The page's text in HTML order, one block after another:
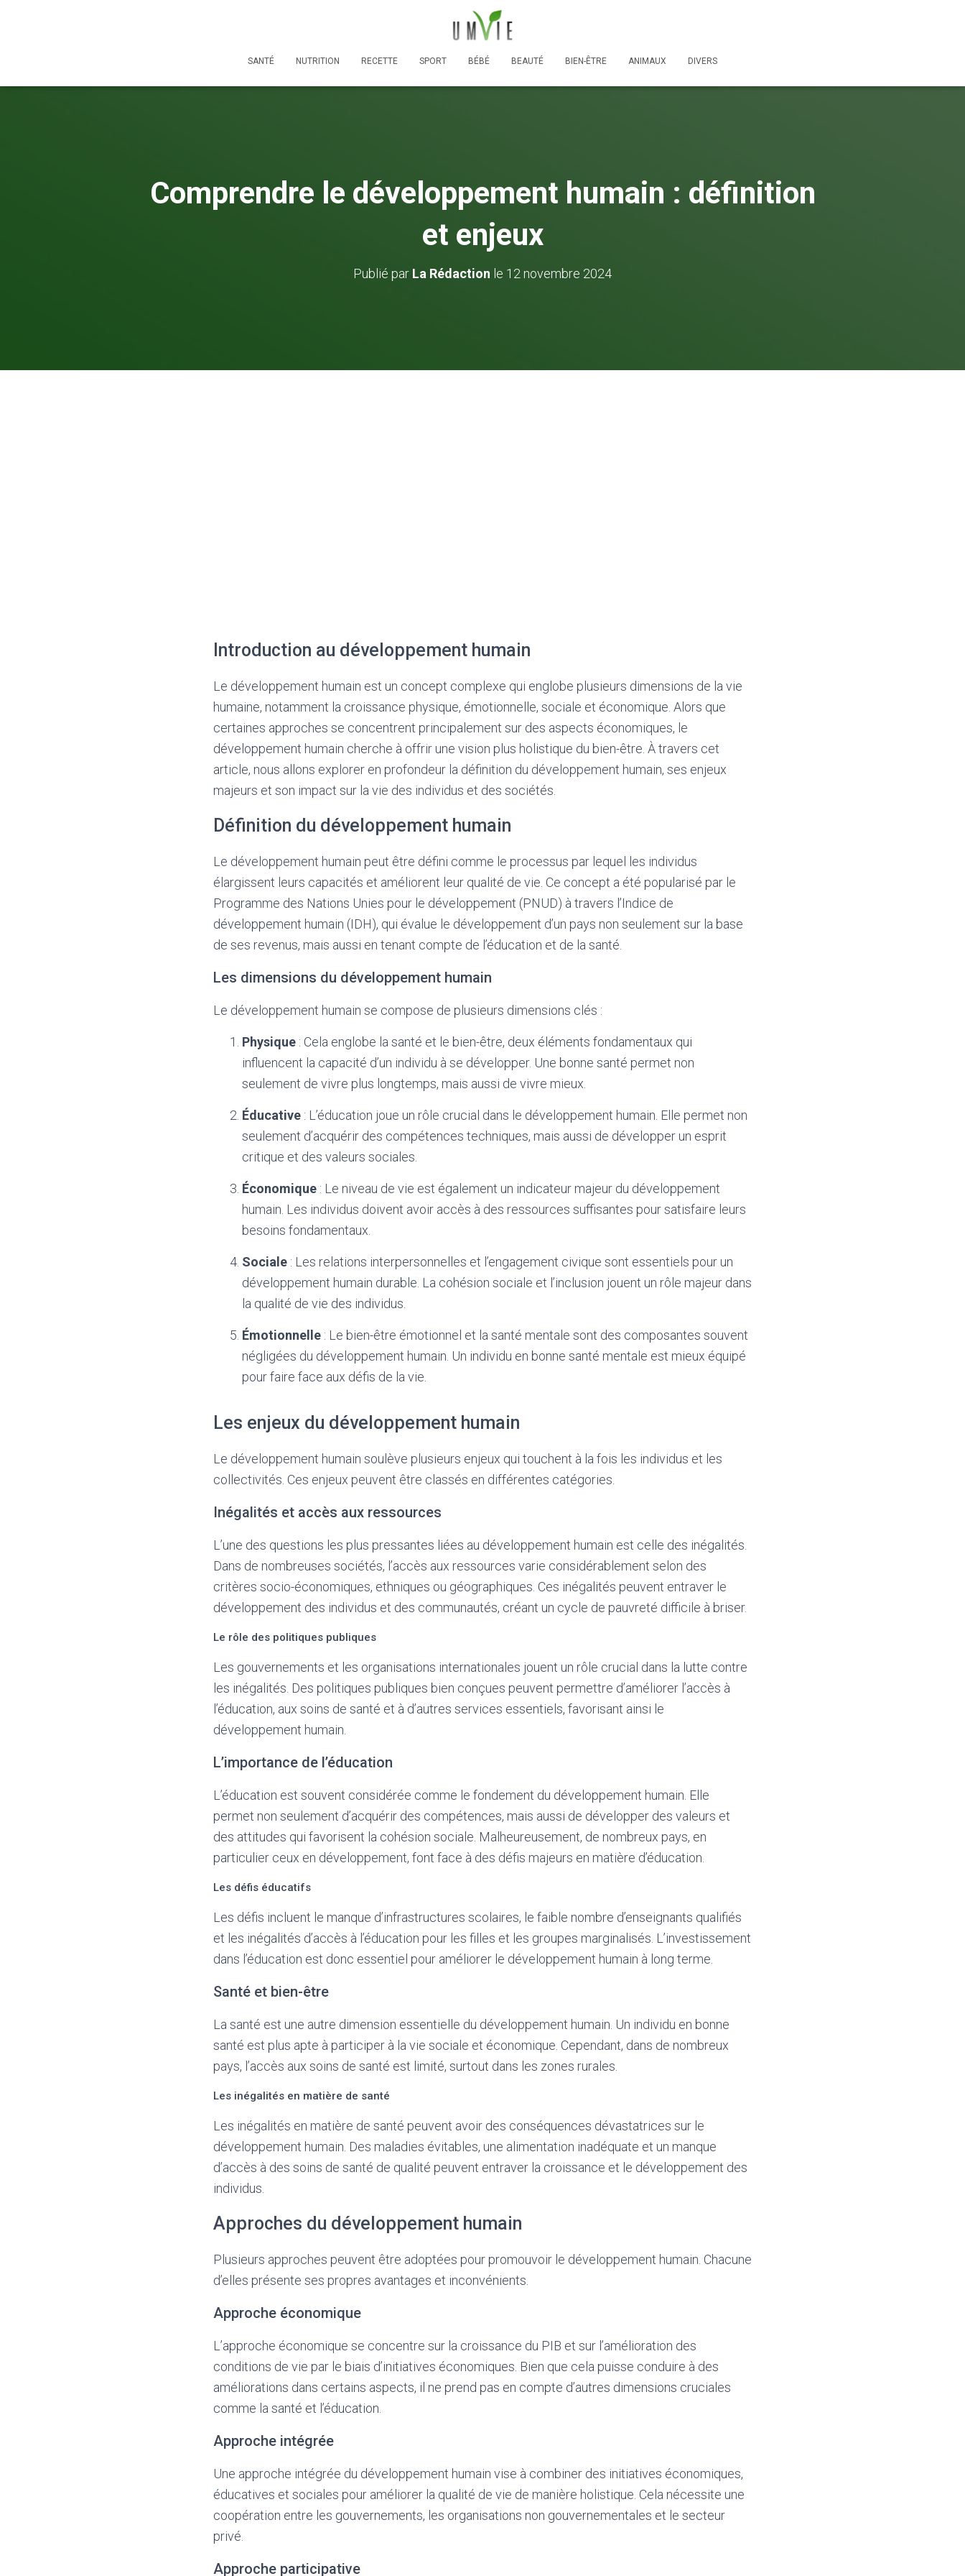
SANTÉ NUTRITION RECETTE SPORT BÉBÉ BEAUTÉ BIEN-ÊTRE ANIMAUX DIVERS
Comprendre le développement humain : définition
et enjeux
Publié par La Rédaction le 12 novembre 2024
Introduction au développement humain
Le développement humain est un concept complexe qui englobe plusieurs dimensions de la vie
humaine, notamment la croissance physique, émotionnelle, sociale et économique. Alors que
certaines approches se concentrent principalement sur des aspects économiques, le
développement humain cherche à offrir une vision plus holistique du bien-être. À travers cet
article, nous allons explorer en profondeur la définition du développement humain, ses enjeux
majeurs et son impact sur la vie des individus et des sociétés.
Définition du développement humain
Le développement humain peut être défini comme le processus par lequel les individus
élargissent leurs capacités et améliorent leur qualité de vie. Ce concept a été popularisé par le
Programme des Nations Unies pour le développement (PNUD) à travers l’Indice de
développement humain (IDH), qui évalue le développement d’un pays non seulement sur la base
de ses revenus, mais aussi en tenant compte de l’éducation et de la santé.
Les dimensions du développement humain
Le développement humain se compose de plusieurs dimensions clés :
Physique : Cela englobe la santé et le bien-être, deux éléments fondamentaux qui
influencent la capacité d’un individu à se développer. Une bonne santé permet non
seulement de vivre plus longtemps, mais aussi de vivre mieux.
Éducative : L’éducation joue un rôle crucial dans le développement humain. Elle permet non
seulement d’acquérir des compétences techniques, mais aussi de développer un esprit
critique et des valeurs sociales.
Économique : Le niveau de vie est également un indicateur majeur du développement
humain. Les individus doivent avoir accès à des ressources suffisantes pour satisfaire leurs
besoins fondamentaux.
Sociale : Les relations interpersonnelles et l’engagement civique sont essentiels pour un
développement humain durable. La cohésion sociale et l’inclusion jouent un rôle majeur dans
la qualité de vie des individus.
Émotionnelle : Le bien-être émotionnel et la santé mentale sont des composantes souvent
négligées du développement humain. Un individu en bonne santé mentale est mieux équipé
pour faire face aux défis de la vie.
Les enjeux du développement humain
Le développement humain soulève plusieurs enjeux qui touchent à la fois les individus et les
collectivités. Ces enjeux peuvent être classés en différentes catégories.
Inégalités et accès aux ressources
L’une des questions les plus pressantes liées au développement humain est celle des inégalités.
Dans de nombreuses sociétés, l’accès aux ressources varie considérablement selon des
critères socio-économiques, ethniques ou géographiques. Ces inégalités peuvent entraver le
développement des individus et des communautés, créant un cycle de pauvreté difficile à briser.
Le rôle des politiques publiques
Les gouvernements et les organisations internationales jouent un rôle crucial dans la lutte contre
les inégalités. Des politiques publiques bien conçues peuvent permettre d’améliorer l’accès à
l’éducation, aux soins de santé et à d’autres services essentiels, favorisant ainsi le
développement humain.
L’importance de l’éducation
L’éducation est souvent considérée comme le fondement du développement humain. Elle
permet non seulement d’acquérir des compétences, mais aussi de développer des valeurs et
des attitudes qui favorisent la cohésion sociale. Malheureusement, de nombreux pays, en
particulier ceux en développement, font face à des défis majeurs en matière d’éducation.
Les défis éducatifs
Les défis incluent le manque d’infrastructures scolaires, le faible nombre d’enseignants qualifiés
et les inégalités d’accès à l’éducation pour les filles et les groupes marginalisés. L’investissement
dans l’éducation est donc essentiel pour améliorer le développement humain à long terme.
Santé et bien-être
La santé est une autre dimension essentielle du développement humain. Un individu en bonne
santé est plus apte à participer à la vie sociale et économique. Cependant, dans de nombreux
pays, l’accès aux soins de santé est limité, surtout dans les zones rurales.
Les inégalités en matière de santé
Les inégalités en matière de santé peuvent avoir des conséquences dévastatrices sur le
développement humain. Des maladies évitables, une alimentation inadéquate et un manque
d’accès à des soins de santé de qualité peuvent entraver la croissance et le développement des
individus.
Approches du développement humain
Plusieurs approches peuvent être adoptées pour promouvoir le développement humain. Chacune
d’elles présente ses propres avantages et inconvénients.
Approche économique
L’approche économique se concentre sur la croissance du PIB et sur l’amélioration des
conditions de vie par le biais d’initiatives économiques. Bien que cela puisse conduire à des
améliorations dans certains aspects, il ne prend pas en compte d’autres dimensions cruciales
comme la santé et l’éducation.
Approche intégrée
Une approche intégrée du développement humain vise à combiner des initiatives économiques,
éducatives et sociales pour améliorer la qualité de vie de manière holistique. Cela nécessite une
coopération entre les gouvernements, les organisations non gouvernementales et le secteur
privé.
Approche participative